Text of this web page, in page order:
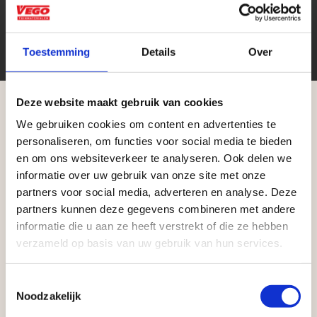
Toestemming Details Over
Deze website maakt gebruik van cookies
We gebruiken cookies om content en advertenties te
personaliseren, om functies voor social media te bieden
en om ons websiteverkeer te analyseren. Ook delen we
informatie over uw gebruik van onze site met onze
partners voor social media, adverteren en analyse. Deze
partners kunnen deze gegevens combineren met andere
informatie die u aan ze heeft verstrekt of die ze hebben
verzameld op basis van uw gebruik van hun services.
Noodzakelijk
Zakelijke klant worden
Vego Tuinmaterialen is de meest geschikte partner
voor zakelijke klanten op zoek naar tuin- en
infraproducten. Als professionele leverancier van
tuinmaterialen bieden wij een breed assortiment
aan producten van topkwaliteit. Lees meer over de
Aangepaste openingstijden tijdens de
vakantieperiode
Waardenburg en Vego Dordrecht hanteren tijdens
de vakantieperiode aangepaste openingstijden op
zaterdag. Bekijk de vestigingspagina voor de
actuele openingstijden.